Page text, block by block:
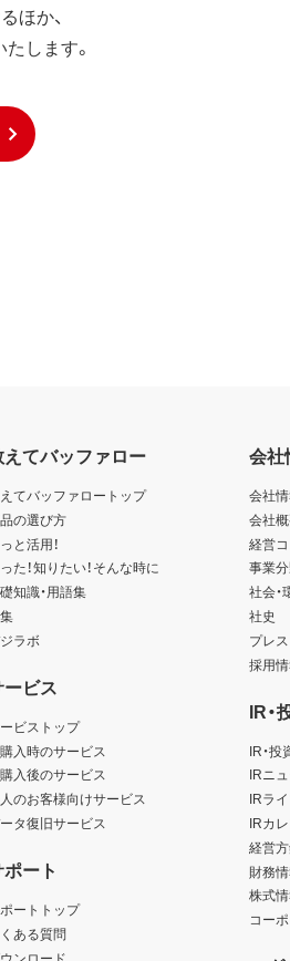
ほか、
します。
えてバッファロー
てバッファロートップ
の選び方
と活用！
た！知りたい！そんな時に
知識・用語集
ラボ
ビス
ビストップ
入時のサービス
入後のサービス
のお客様向けサービス
タ復旧サービス
ート
ートトップ
ある質問
会社
会社
会社
経営
事業
社会・
社史
プレ
採用
IR・
IR・
IRニ
IRラ
IRカ
経営
財務
株式
コー